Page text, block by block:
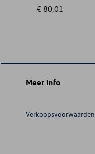
€ 80,01
Meer info
Verkoopsvoorwaarden